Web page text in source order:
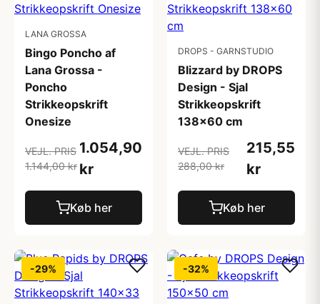
LANA GROSSA
Bingo Poncho af
Lana Grossa -
Poncho
Strikkeopskrift
Onesize
VEJL. PRIS
1.144,00 kr
1.054,90
kr
Køb her
DROPS - GARNSTUDIO
Blizzard by DROPS
Design - Sjal
Strikkeopskrift
138x60 cm
VEJL. PRIS
288,00 kr
215,55
kr
Køb her
-29% -32%